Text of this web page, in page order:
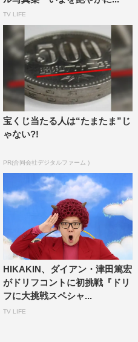
TV LIFE
宝くじ当たる人は“たまたま”じ
ゃない?!
PR(合同会社デジタルファーム )
HIKAKIN、ダイアン・津田篤宏
がドリフコントに初挑戦『ドリ
フに大挑戦スペシャ...
TV LIFE